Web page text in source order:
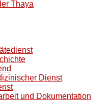
Thaya
Dienst
und Dokumentation